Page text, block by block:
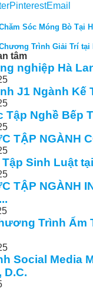
PinterestEmail
Sóc Móng Bò Tại
Trình Giải Trí tại
tâm
nghiệp Hà
J1 Ngành Kế
Tập Nghề Bếp
TẬP NGÀNH
Sinh Luật
TẬP NGÀNH
Trình Ẩm
Social Media
D.C.